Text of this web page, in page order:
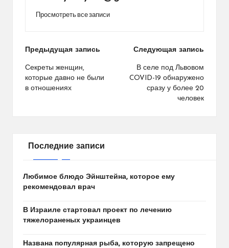
Просмотреть все записи
Навигация
по
записям
Предыдущая запись
Секреты женщин,
которые давно не были
в отношениях
Следующая запись
В селе под Львовом
COVID-19 обнаружено
сразу у более 20
человек
Последние записи
Любимое блюдо Эйнштейна, которое ему
рекомендовал врач
В Израиле стартовал проект по лечению
тяжелораненых украинцев
Названа популярная рыба, которую запрещено